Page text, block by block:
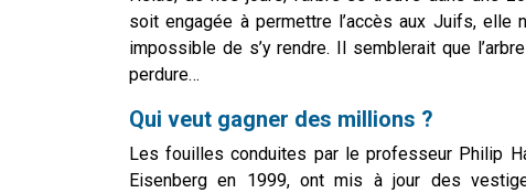
soit engagée à permettre l’accès aux Juifs,
impossible de s’y rendre. Il semblerait que
perdure…
Qui veut gagner des millions ?
Les fouilles conduites par le professeur Philip
Eisenberg en 1999, ont mis à jour des